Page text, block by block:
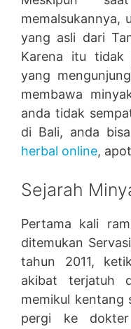
memalsukannya,
yang asli dari
Karena itu tidak
yang
membawa
anda tidak
di Bali, anda
herbal online,
Sejarah
Pertama kali
ditemukan
tahun 2011,
akibat terjatuh
memikul kentang
pergi ke